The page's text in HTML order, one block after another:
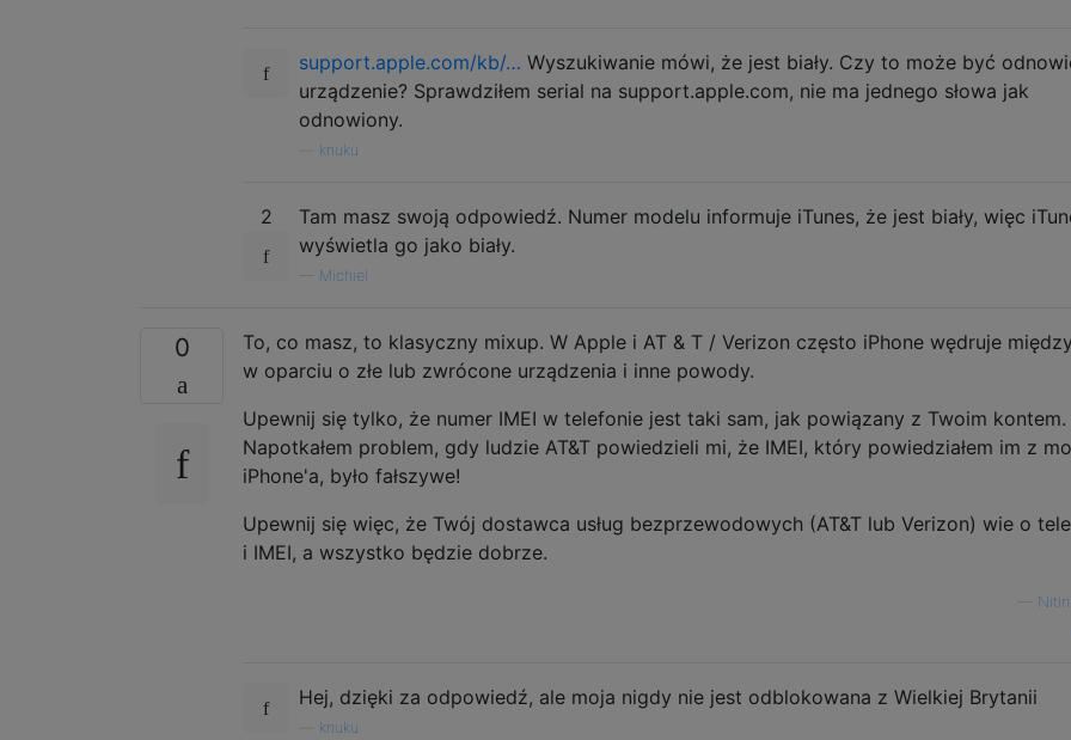
support.apple.com/kb/… Wyszukiwanie mówi, że jest biały. Czy to może być
urządzenie? Sprawdziłem serial na support.apple.com, nie ma jednego słowa jak
odnowiony.
knuku
2
Tam masz swoją odpowiedź. Numer modelu informuje iTunes, że jest biały, więc
wyświetla go jako biały.
Michiel
0
To, co masz, to klasyczny mixup. W Apple i AT & T / Verizon często iPhone wędruje
w oparciu o złe lub zwrócone urządzenia i inne powody.
Upewnij się tylko, że numer IMEI w telefonie jest taki sam, jak powiązany z Twoim kontem.
Napotkałem problem, gdy ludzie AT&T powiedzieli mi, że IMEI, który powiedziałem im z
iPhone'a, było fałszywe!
Upewnij się więc, że Twój dostawca usług bezprzewodowych (AT&T lub Verizon) wie o
i IMEI, a wszystko będzie dobrze.
Hej, dzięki za odpowiedź, ale moja nigdy nie jest odblokowana z Wielkiej Brytanii
knuku